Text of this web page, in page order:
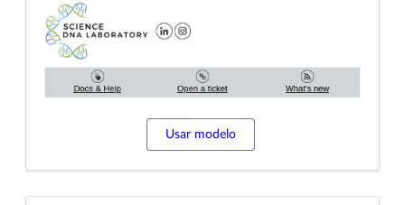
Usar modelo